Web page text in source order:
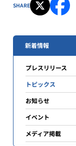
SHARE
新着情報
プレスリリース
トピックス
お知らせ
イベント
メディア掲載